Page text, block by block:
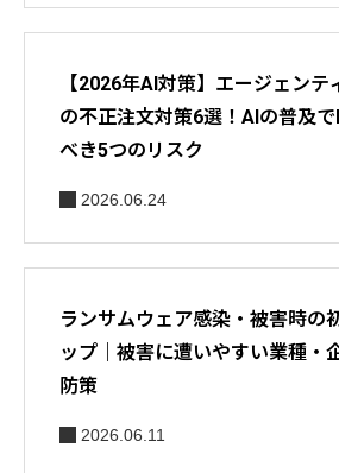
【2026年AI対策】エージェンテ
の不正注文対策6選！AIの普及
べき5つのリスク
2026.06.24
ランサムウェア感染・被害時の
ップ｜被害に遭いやすい業種・
防策
2026.06.11